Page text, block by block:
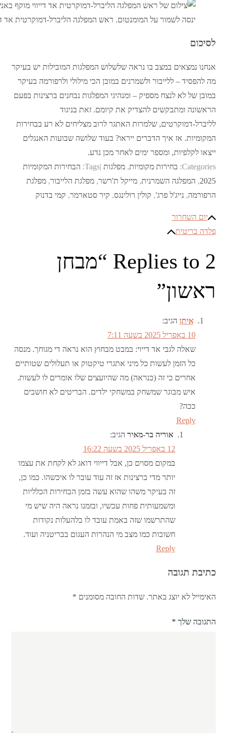
ינסה לשמור על המומנטום. ראש המפלגה הליברל-דמוקרטית אד
לסיכום
אנחנו נמצאים במצב בו נראה שלשלוש המפלגות המובילות יש בעיקר
מה להפסיד – ללייבור ולשמרנים במובן הכי מילולי ולרפורמה בעיקר
במובן של לא לנצח מספיק – ומנהיגי המפלגות נבחנים ברצינות בפעם
הראשונה ומתבקשים להצדיק את קיומם. זאת בניגוד
לליברל-דמוקרטים, שלמרות האתגר לרוב מצליחים לא רע בבחירות
המקומיות. אז איך הדברים ייראו? בעוד שלושה שבועות האנגלים
ייצאו לקלפיות, ומספר ימים לאחר מכן נדע.
Categories: בחירות מקומיות,מפלגות Tags: הבחירות המקומיות
2025
, המפלגה השמרנית,מייקל ת'רשר,מפלגת הלייבור,מפלגת
הרפורמה, נייג'ל פרג', קולין רולינגס, קיר סטארמר, קמי בדנוק
ניווט
יום השחרור
פלדה בריטית
2 Replies to “מבחן
ראשון”
איתן הגיב:
10 באפריל 2025 בשעה 7:11
שאלה לגבי אד דייוי: במבט מבחוץ הוא נראה די מגוחך. מנסה
כל הזמן לעשות כל מיני אתגרי טיקטוק או תעלולים שטותיים
אחרים כי זה (כנראה) מה שהיועצים שלו אומרים לו לעשות.
איש מבוגר שמשחק במשחקי ילדים. הבריטים לא חושבים
ככה?
Reply
אוריה בר-מאיר הגיב:
12 באפריל 2025 בשעה 16:22
במקום מסוים כן, אבל דייווי דואג לא לקחת את עצמו
יותר מדי ברצינות אז זה עוד עובר לו איכשהו. כמו כן,
זה בעיקר משהו שהוא עשה בזמן הבחירות הכלליות
ומשמעותית פחות עכשיו, ובזמנו נראה היה שיש מי
שהתרשמו שזה באמת עובד לו בלהעלות נקודות
חשובות כמו מצב מי הנהרות העגום בבריטניה ועוד.
Reply
כתיבת תגובה
האימייל לא יוצג באתר. שדות החובה מסומנים *
התגובה שלך *